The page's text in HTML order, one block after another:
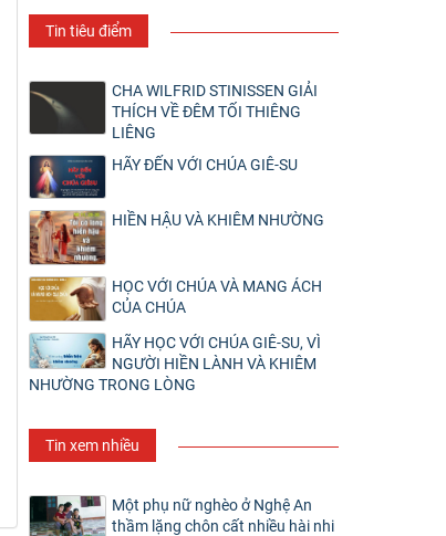
Tin tiêu điểm
CHA WILFRID STINISSEN GIẢI
THÍCH VỀ ĐÊM TỐI THIÊNG
LIÊNG
HÃY ĐẾN VỚI CHÚA GIÊ-SU
HIỀN HẬU VÀ KHIÊM NHƯỜNG
HỌC VỚI CHÚA VÀ MANG ÁCH
CỦA CHÚA
HÃY HỌC VỚI CHÚA GIÊ-SU, VÌ
NGƯỜI HIỀN LÀNH VÀ KHIÊM
NHƯỜNG TRONG LÒNG
Tin xem nhiều
Một phụ nữ nghèo ở Nghệ An
thầm lặng chôn cất nhiều hài nhi